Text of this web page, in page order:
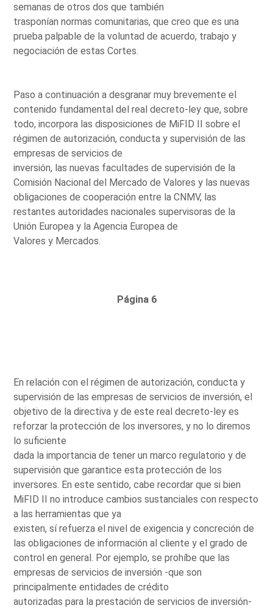
semanas de otros dos que también
trasponían normas comunitarias, que creo que es una
prueba palpable de la voluntad de acuerdo, trabajo y
negociación de estas Cortes.
Paso a continuación a desgranar muy brevemente el
contenido fundamental del real decreto-ley que, sobre
todo, incorpora las disposiciones de MiFID II sobre el
régimen de autorización, conducta y supervisión de las
empresas de servicios de
inversión, las nuevas facultades de supervisión de la
Comisión Nacional del Mercado de Valores y las nuevas
obligaciones de cooperación entre la CNMV, las
restantes autoridades nacionales supervisoras de la
Unión Europea y la Agencia Europea de
Valores y Mercados.
Página 6
En relación con el régimen de autorización, conducta y
supervisión de las empresas de servicios de inversión, el
objetivo de la directiva y de este real decreto-ley es
reforzar la protección de los inversores, y no lo diremos
lo suficiente
dada la importancia de tener un marco regulatorio y de
supervisión que garantice esta protección de los
inversores. En este sentido, cabe recordar que si bien
MiFID II no introduce cambios sustanciales con respecto
a las herramientas que ya
existen, sí refuerza el nivel de exigencia y concreción de
las obligaciones de información al cliente y el grado de
control en general. Por ejemplo, se prohíbe que las
empresas de servicios de inversión -que son
principalmente entidades de crédito
autorizadas para la prestación de servicios de inversión-